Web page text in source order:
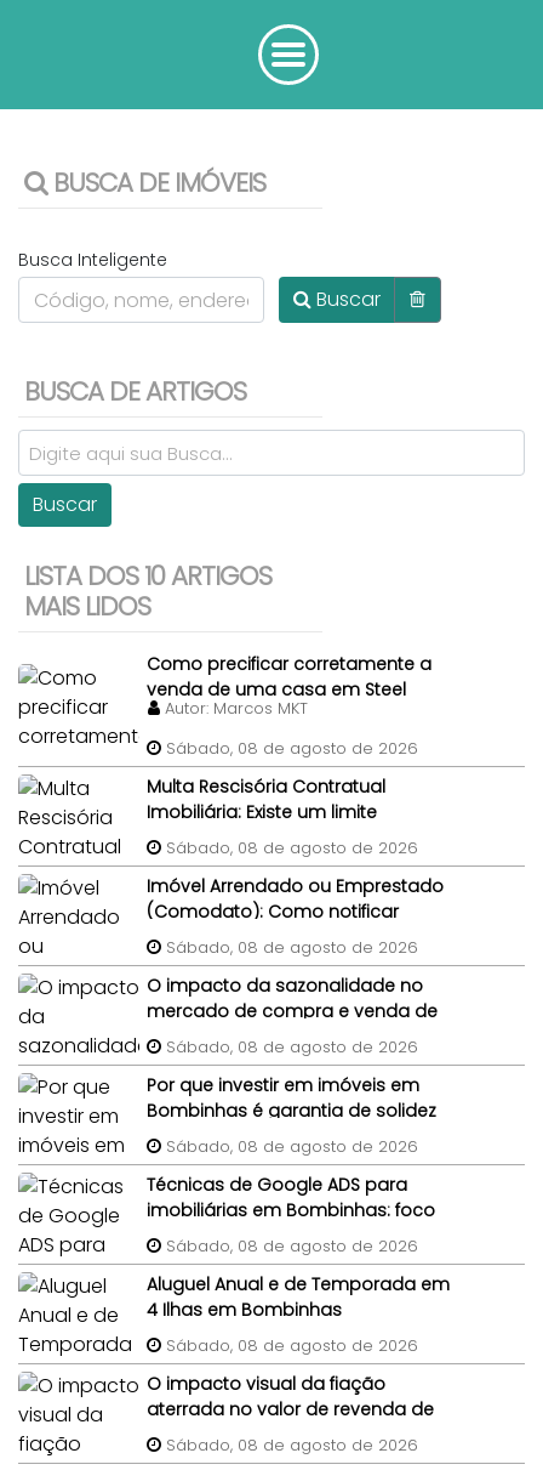
BUSCA DE IMÓVEIS
Busca Inteligente
Buscar
BUSCA DE ARTIGOS
LISTA DOS 10 ARTIGOS
MAIS LIDOS
Como precificar corretamente a
venda de uma casa em Steel
Frame?
Autor: Marcos MKT
Sábado, 08 de agosto de 2026
Multa Rescisória Contratual
Imobiliária: Existe um limite
percentual máximo para a multa
de quebra de contrato de
compra e venda do imóvel?
Sábado, 08 de agosto de 2026
Imóvel Arrendado ou Emprestado
(Comodato): Como notificar
legalmente um morador gratuito
para desocupar antes da venda?
Sábado, 08 de agosto de 2026
O impacto da sazonalidade no
mercado de compra e venda de
imóveis: um panorama completo
Sábado, 08 de agosto de 2026
Por que investir em imóveis em
Bombinhas é garantia de solidez
patrimonial?
Sábado, 08 de agosto de 2026
Técnicas de Google ADS para
imobiliárias em Bombinhas: foco
em imóveis de terceiros
Sábado, 08 de agosto de 2026
Aluguel Anual e de Temporada em
4 Ilhas em Bombinhas
Sábado, 08 de agosto de 2026
O impacto visual da fiação
aterrada no valor de revenda de
lotes em condomínios
Sábado, 08 de agosto de 2026